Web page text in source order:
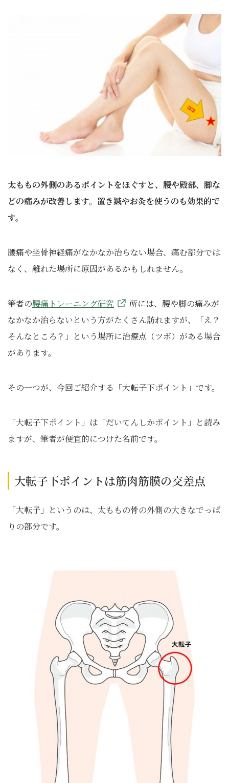
太ももの外側のあるポイントをほぐすと、腰や殿部、脚な
どの痛みが改善します。置き鍼やお灸を使うのも効果的で
す。
腰痛や坐骨神経痛がなかなか治らない場合、痛む部分では
なく、離れた場所に原因があるかもしれません。
筆者の腰痛トレーニング研究
所には、腰や脚の痛みが
なかなか治らないという方がたくさん訪れますが、「え？
そんなところ？」という場所に治療点（ツボ）がある場合
があります。
その一つが、今回ご紹介する「大転子下ポイント」です。
「大転子下ポイント」は「だいてんしかポイント」と読み
ますが、筆者が便宜的につけた名前です。
大転子下ポイントは筋肉筋膜の交差点
「大転子」というのは、太ももの骨の外側の大きなでっぱ
りの部分です。